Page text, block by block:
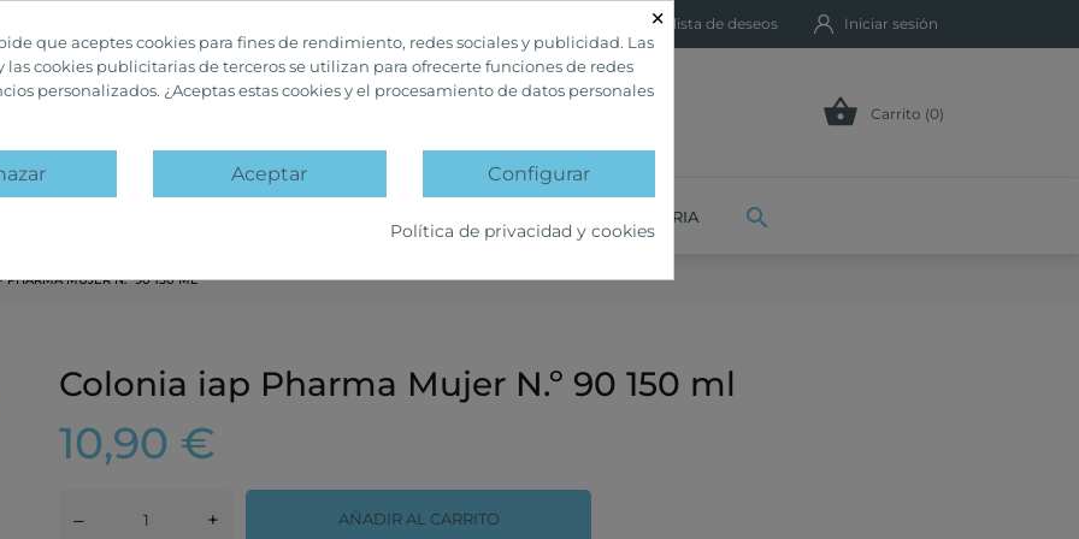
Mi lista de deseos Iniciar sesión
 Carrito (0)
VETERINARIA 
PHARMA MUJER N.º 90 150 ML
Colonia iap Pharma Mujer N.º 90 150 ml
10,90 €
– + AÑADIR AL CARRITO
×
que aceptes cookies para fines de rendimiento, redes sociales y publicidad. Las
las cookies publicitarias de terceros se utilizan para ofrecerte funciones de redes
personalizados. ¿Aceptas estas cookies y el procesamiento de datos personales
Aceptar Configurar
Política de privacidad y cookies